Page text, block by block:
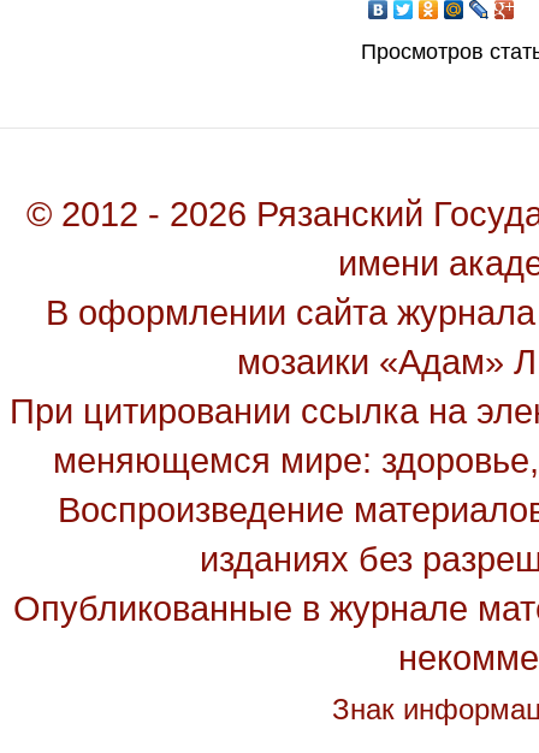
Просмотров
© 2012 - 2026 Рязанский
имени
В оформлении сайта
мозаики «Адам»
При цитировании ссылка на
меняющемся мире: здоровье,
Воспроизведение
изданиях без
Опубликованные в журнале
Знак